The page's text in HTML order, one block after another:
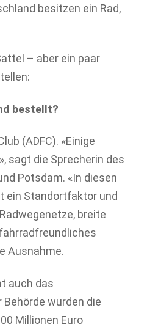
besitzen ein Rad,
– aber ein paar
bestellt?
(ADFC). «Einige
sagt die Sprecherin des
Potsdam. «In diesen
ein Standortfaktor und
breite
Ausnahme.
auch das
wurden die
Millionen Euro